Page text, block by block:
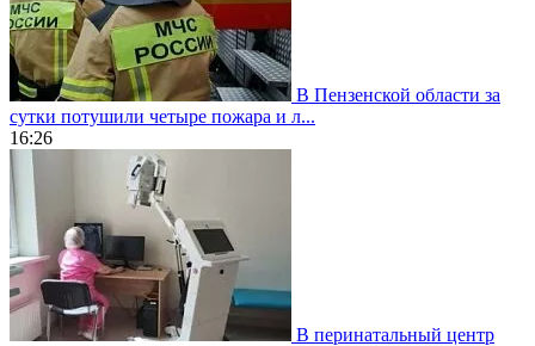
В Пензенской области за
сутки потушили четыре пожара и л...
16:26
В перинатальный центр